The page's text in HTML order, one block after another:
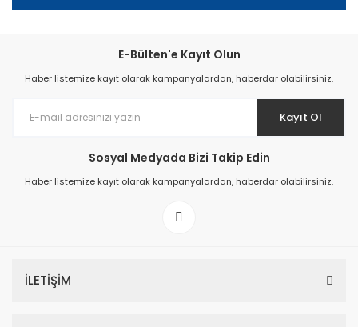
E-Bülten'e Kayıt Olun
Haber listemize kayıt olarak kampanyalardan, haberdar olabilirsiniz.
Kayıt Ol
Sosyal Medyada Bizi Takip Edin
Haber listemize kayıt olarak kampanyalardan, haberdar olabilirsiniz.
İLETİŞİM